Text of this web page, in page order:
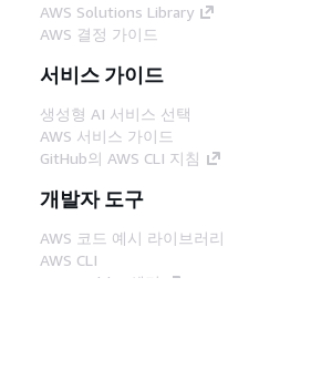
AWS Solutions Library
AWS 결정 가이드
서비스 가이드
생성형 AI 서비스 선택
AWS 서비스 가이드
GitHub의 AWS CLI 지침
개발자 도구
AWS 코드 예시 라이브러리
AWS CLI
AWS Builder 센터